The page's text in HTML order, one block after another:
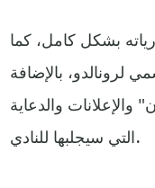
بشكل كامل، كما
لرونالدو، بالإضافة
رقم 7 الذي يرتديه "الدون" والإعلانات والدعاية
التي سيجلبها للنادي.